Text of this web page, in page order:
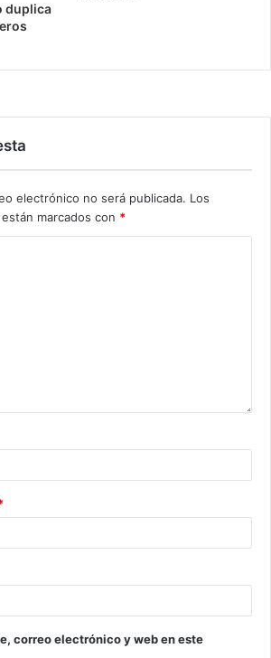
duplica
electrónico no será publicada. Los
marcados con *
correo electrónico y web en este